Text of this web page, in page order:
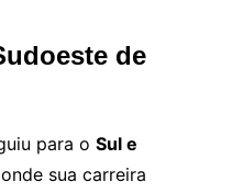
de
para o Sul e
sua carreira